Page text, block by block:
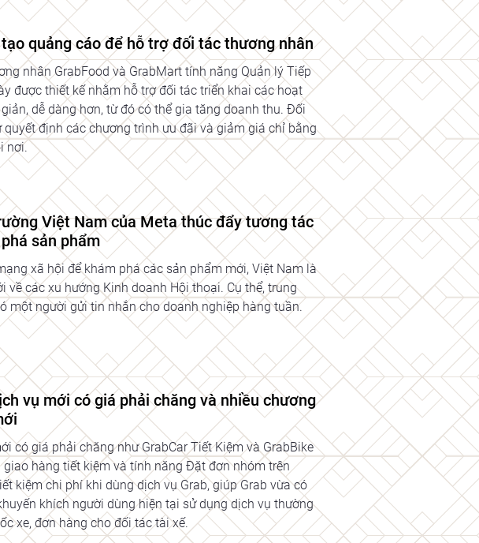
quảng cáo để hỗ trợ đối tác thương nhân
nhân GrabFood và GrabMart tính năng Quản lý Tiếp
được thiết kế nhằm hỗ trợ đối tác triển khai các hoạt
dễ dàng hơn, từ đó có thể gia tăng doanh thu. Đối
định các chương trình ưu đãi và giảm giá chỉ bằng
nơi.
Việt Nam của Meta thúc đẩy tương tác
sản phẩm
xã hội để khám phá các sản phẩm mới, Việt Nam là
các xu hướng Kinh doanh Hội thoại. Cụ thể, trung
một người gửi tin nhắn cho doanh nghiệp hàng tuần.
vụ mới có giá phải chăng và nhiều chương
có giá phải chăng như GrabCar Tiết Kiệm và GrabBike
hàng tiết kiệm và tính năng Đặt đơn nhóm trên
kiệm chi phí khi dùng dịch vụ Grab, giúp Grab vừa có
khích người dùng hiện tại sử dụng dịch vụ thường
xe, đơn hàng cho đối tác tài xế.